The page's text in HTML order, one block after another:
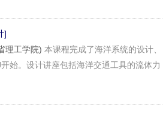
]
理工学院) 本课程完成了海洋系统的设计、
始。设计讲座包括海洋交通工具的流体力